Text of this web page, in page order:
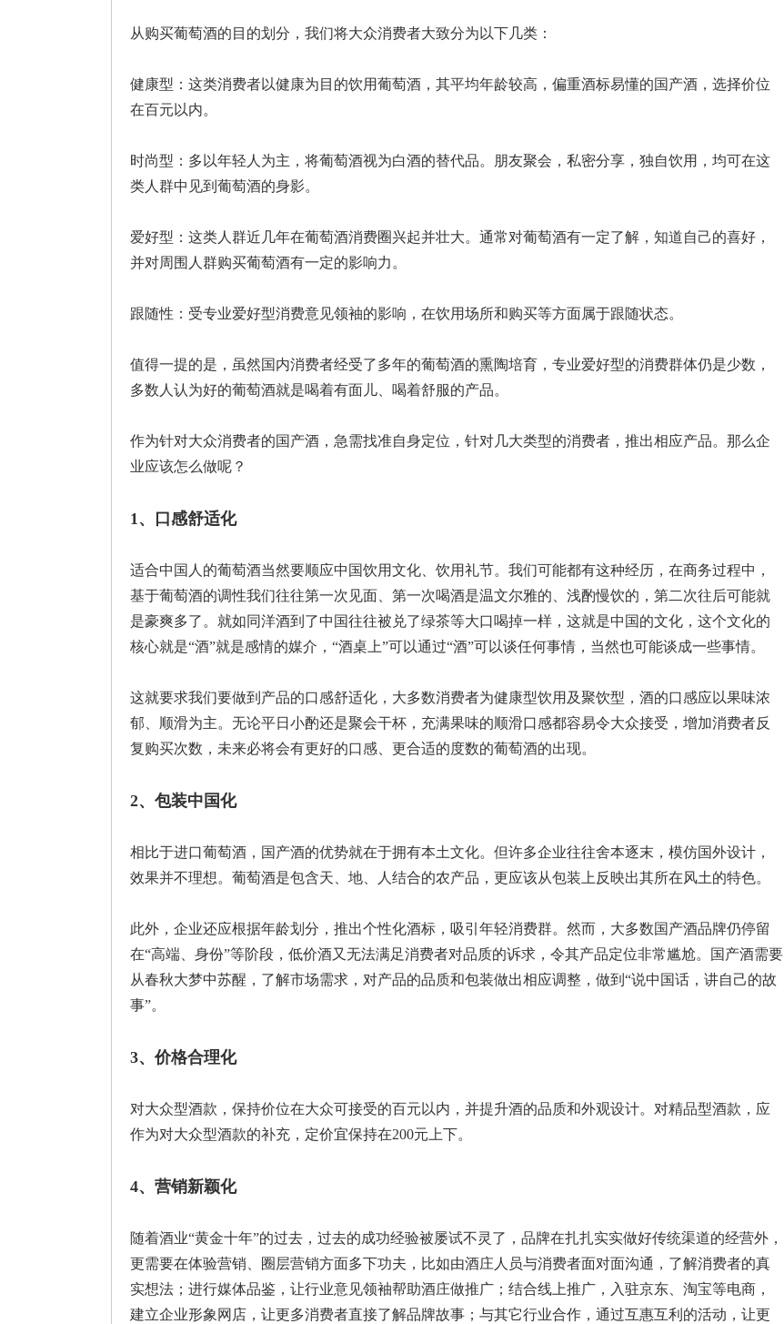
从购买葡萄酒的目的划分，我们将大众消费者大致分为以下几类：
健康型：这类消费者以健康为目的饮用葡萄酒，其平均年龄较高，偏重酒标易懂的国产酒，选择价位
在百元以内。
时尚型：多以年轻人为主，将葡萄酒视为白酒的替代品。朋友聚会，私密分享，独自饮用，均可在这
类人群中见到葡萄酒的身影。
爱好型：这类人群近几年在葡萄酒消费圈兴起并壮大。通常对葡萄酒有一定了解，知道自己的喜好，
并对周围人群购买葡萄酒有一定的影响力。
跟随性：受专业爱好型消费意见领袖的影响，在饮用场所和购买等方面属于跟随状态。
值得一提的是，虽然国内消费者经受了多年的葡萄酒的熏陶培育，专业爱好型的消费群体仍是少数，
多数人认为好的葡萄酒就是喝着有面儿、喝着舒服的产品。
作为针对大众消费者的国产酒，急需找准自身定位，针对几大类型的消费者，推出相应产品。那么企
业应该怎么做呢？
1、口感舒适化
适合中国人的葡萄酒当然要顺应中国饮用文化、饮用礼节。我们可能都有这种经历，在商务过程中，
基于葡萄酒的调性我们往往第一次见面、第一次喝酒是温文尔雅的、浅酌慢饮的，第二次往后可能就
是豪爽多了。就如同洋酒到了中国往往被兑了绿茶等大口喝掉一样，这就是中国的文化，这个文化的
核心就是“酒”就是感情的媒介，“酒桌上”可以通过“酒”可以谈任何事情，当然也可能谈成一些事情。
这就要求我们要做到产品的口感舒适化，大多数消费者为健康型饮用及聚饮型，酒的口感应以果味浓
郁、顺滑为主。无论平日小酌还是聚会干杯，充满果味的顺滑口感都容易令大众接受，增加消费者反
复购买次数，未来必将会有更好的口感、更合适的度数的葡萄酒的出现。
2、包装中国化
相比于进口葡萄酒，国产酒的优势就在于拥有本土文化。但许多企业往往舍本逐末，模仿国外设计，
效果并不理想。葡萄酒是包含天、地、人结合的农产品，更应该从包装上反映出其所在风土的特色。
此外，企业还应根据年龄划分，推出个性化酒标，吸引年轻消费群。然而，大多数国产酒品牌仍停留
在“高端、身份”等阶段，低价酒又无法满足消费者对品质的诉求，令其产品定位非常尴尬。国产酒需要
从春秋大梦中苏醒，了解市场需求，对产品的品质和包装做出相应调整，做到“说中国话，讲自己的故
事”。
3、价格合理化
对大众型酒款，保持价位在大众可接受的百元以内，并提升酒的品质和外观设计。对精品型酒款，应
作为对大众型酒款的补充，定价宜保持在200元上下。
4、营销新颖化
随着酒业“黄金十年”的过去，过去的成功经验被屡试不灵了，品牌在扎扎实实做好传统渠道的经营外，
更需要在体验营销、圈层营销方面多下功夫，比如由酒庄人员与消费者面对面沟通，了解消费者的真
实想法；进行媒体品鉴，让行业意见领袖帮助酒庄做推广；结合线上推广，入驻京东、淘宝等电商，
建立企业形象网店，让更多消费者直接了解品牌故事；与其它行业合作，通过互惠互利的活动，让更